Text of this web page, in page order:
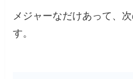
メジャーなだけあって、
す。